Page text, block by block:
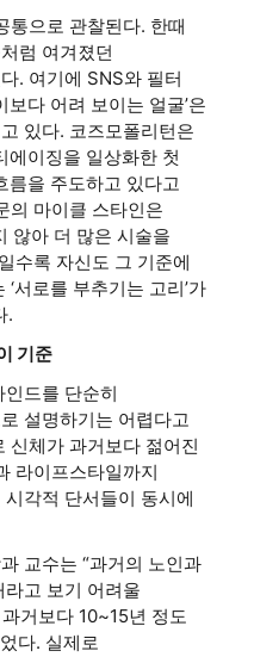
통으로 관찰된다. 한때
럼 여겨졌던
. 여기에 SNS와 필터
보다 어려 보이는 얼굴’은
있다. 코즈모폴리턴은
에이징을 일상화한 첫
름을 주도하고 있다고
의 마이클 스타인은
않아 더 많은 시술을
수록 자신도 그 기준에
서로를 부추기는 고리’가
.
기준
드를 단순히
설명하기는 어렵다고
신체가 과거보다 젊어진
라이프스타일까지
각적 단서들이 동시에
교수는 “과거의 노인과
고 보기 어려울
거보다 10~15년 정도
다. 실제로